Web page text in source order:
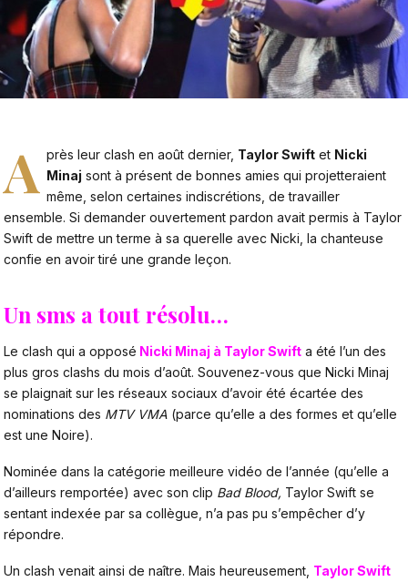
A près leur clash en août dernier, Taylor Swift et Nicki
Minaj sont à présent de bonnes amies qui projetteraient
même, selon certaines indiscrétions, de travailler
ensemble. Si demander ouvertement pardon avait permis à Taylor
Swift de mettre un terme à sa querelle avec Nicki, la chanteuse
confie en avoir tiré une grande leçon.
Un sms a tout résolu…
Le clash qui a opposé Nicki Minaj à Taylor Swift a été l’un des
plus gros clashs du mois d’août. Souvenez-vous que Nicki Minaj
se plaignait sur les réseaux sociaux d’avoir été écartée des
nominations des MTV VMA (parce qu’elle a des formes et qu’elle
est une Noire).
Nominée dans la catégorie meilleure vidéo de l’année (qu’elle a
d’ailleurs remportée) avec son clip Bad Blood, Taylor Swift se
sentant indexée par sa collègue, n’a pas pu s’empêcher d’y
répondre.
Un clash venait ainsi de naître. Mais heureusement, Taylor Swift